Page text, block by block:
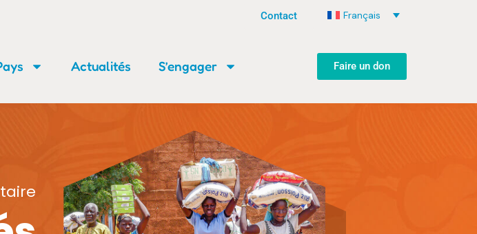
Contact Français
Actualités S’engager Faire un don